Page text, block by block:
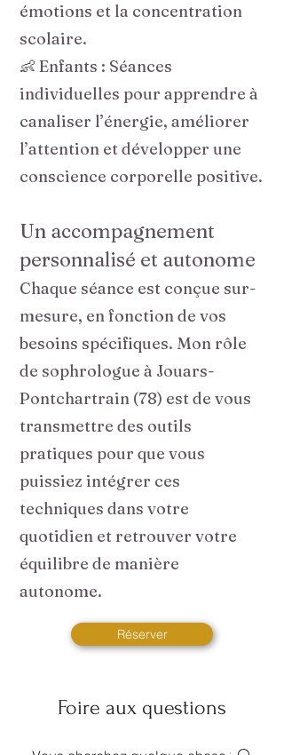
émotions et la concentration
scolaire.
👶 Enfants : Séances
individuelles pour apprendre à
canaliser l’énergie, améliorer
l’attention et développer une
conscience corporelle positive.
Un accompagnement
personnalisé et autonome
Chaque séance est conçue sur-
mesure, en fonction de vos
besoins spécifiques. Mon rôle
de sophrologue à Jouars-
Pontchartrain (78) est de vous
transmettre des outils
pratiques pour que vous
puissiez intégrer ces
techniques dans votre
quotidien et retrouver votre
équilibre de manière
autonome.
Réserver
Foire aux questions